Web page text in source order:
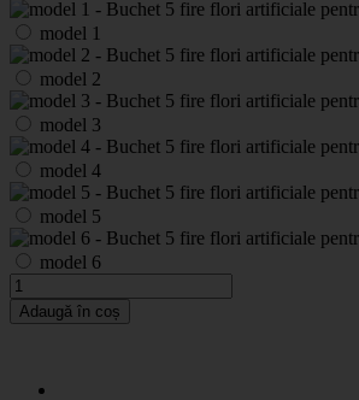
model 1
model 2
model 3
model 4
model 5
model 6
Adaugă în coș